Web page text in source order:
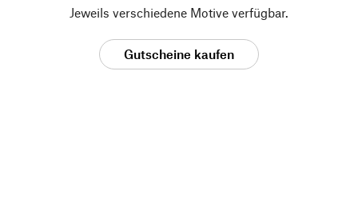
Jeweils verschiedene Motive verfügbar.
Gutscheine kaufen